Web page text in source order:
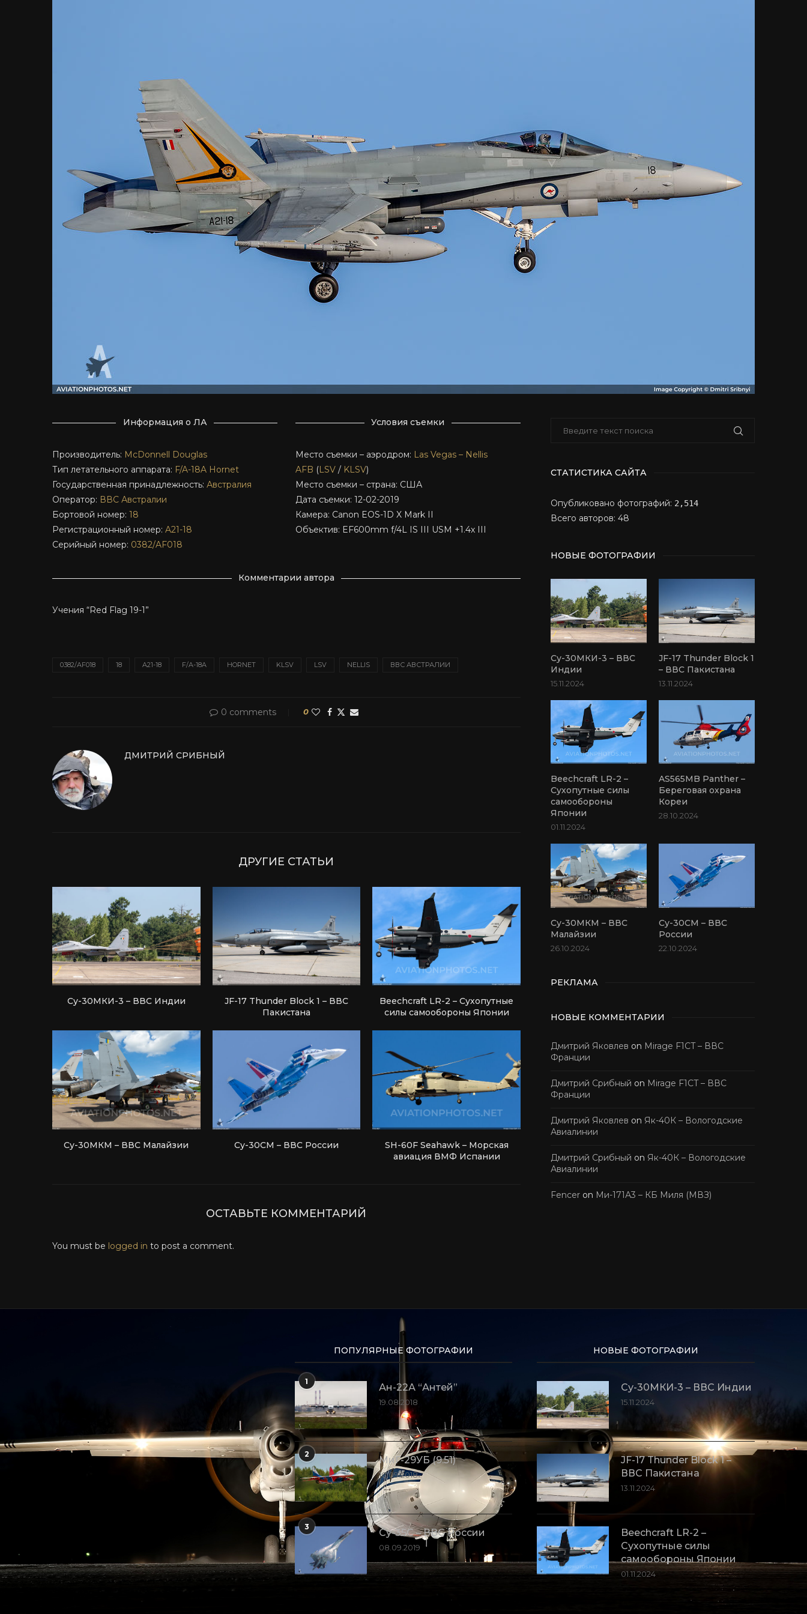
Информация о ЛА
Производитель: McDonnell Douglas
Тип летательного аппарата: F/A-18A Hornet
Государственная принадлежность: Австралия
Оператор: ВВС Австралии
Бортовой номер: 18
Регистрационный номер: A21-18
Серийный номер: 0382/AF018
Условия съемки
Место съемки – аэродром: Las Vegas – Nellis
AFB (LSV/ KLSV)
Место съемки – страна: США
Дата съемки: 12-02-2019
Камера: Canon EOS-1D X Mark II
Объектив: EF600mm f/4L IS III USM +1.4x III
Комментарии автора
Учения “Red Flag 19-1”
0382/AF018 18 A21-18 F/A-18A HORNET KLSV LSV NELLIS ВВС АВСТРАЛИИ
0 comments 0
ДМИТРИЙ СРИБНЫЙ
ДРУГИЕ СТАТЬИ
Су-30МКИ-3 – ВВС Индии
JF-17 Thunder Block 1 – ВВС
Пакистана
Beechcraft LR-2 – Сухопутные
силы самообороны Японии
Су-30МКМ – ВВС Малайзии Су-30СМ – ВВС России
SH-60F Seahawk – Морская
авиация ВМФ Испании
ОСТАВЬТЕ КОММЕНТАРИЙ
You must be logged in to post a comment.
СТАТИСТИКА САЙТА
Опубликовано фотографий: 2,514
Всего авторов: 48
НОВЫЕ ФОТОГРАФИИ
Су-30МКИ-3 – ВВС
Индии
15.11.2024
JF-17 Thunder Block 1
– ВВС Пакистана
13.11.2024
Beechcraft LR-2 –
Сухопутные силы
самообороны
Японии
01.11.2024
AS565MB Panther –
Береговая охрана
Кореи
28.10.2024
Су-30МКМ – ВВС
Малайзии
26.10.2024
Су-30СМ – ВВС
России
22.10.2024
РЕКЛАМА
НОВЫЕ КОММЕНТАРИИ
Дмитрий Яковлев on Mirage F1CT – ВВС
Франции
Дмитрий Срибный on Mirage F1CT – ВВС
Франции
Дмитрий Яковлев on Як-40К – Вологодские
Авиалинии
Дмитрий Срибный on Як-40К – Вологодские
Авиалинии
Fencer on Ми-171А3 – КБ Миля (МВЗ)
ПОПУЛЯРНЫЕ ФОТОГРАФИИ
1
Ан-22А “Антей”
19.08.2018
2
МиГ-29УБ (9.51)
10.09.2018
3
Су-35С – ВВС России
08.09.2019
НОВЫЕ ФОТОГРАФИИ
Су-30МКИ-3 – ВВС Индии
15.11.2024
JF-17 Thunder Block 1 –
ВВС Пакистана
13.11.2024
Beechcraft LR-2 –
Сухопутные силы
самообороны Японии
01.11.2024